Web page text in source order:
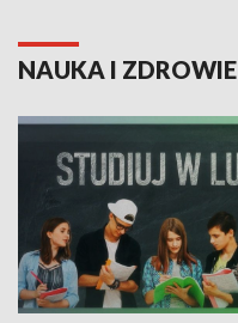
NAUKA I ZDROWIE